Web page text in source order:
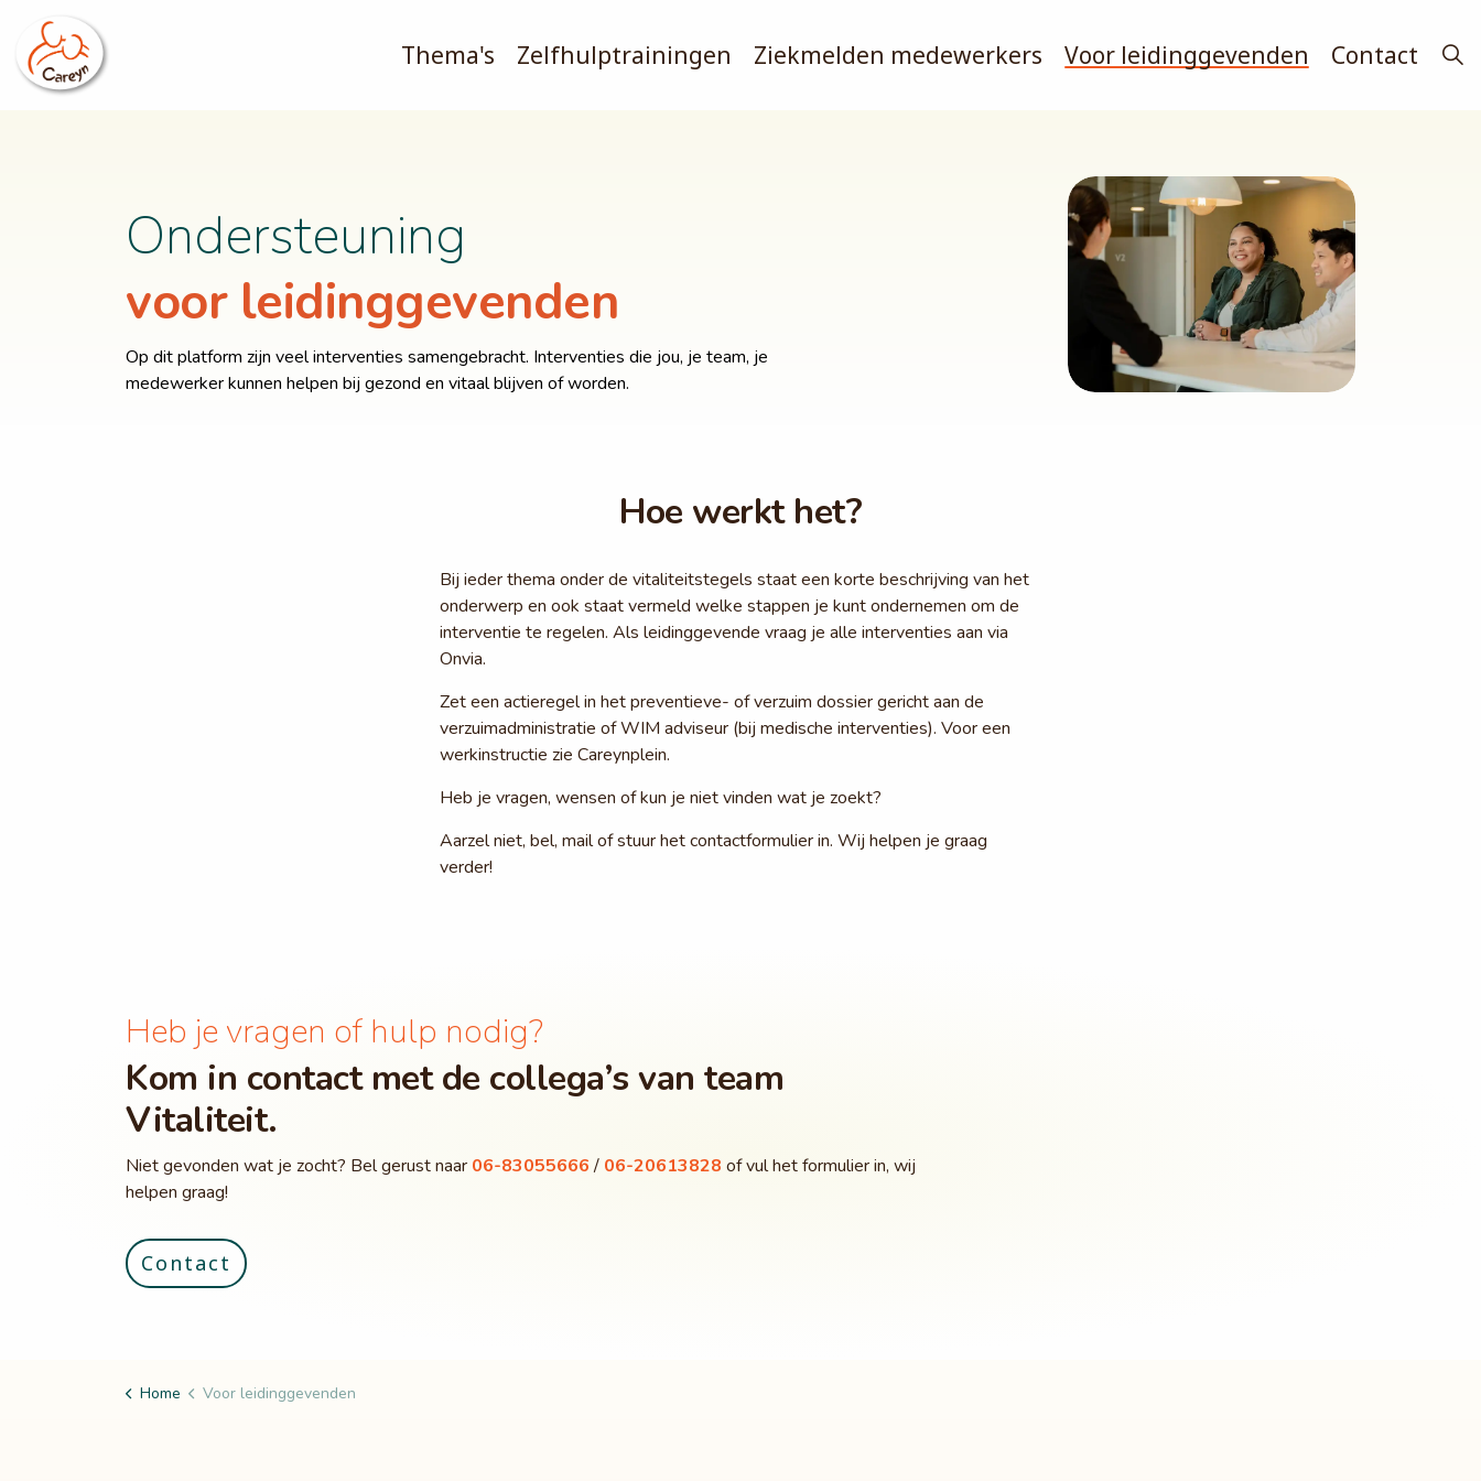
Thema's Zelfhulptrainingen Ziekmelden medewerkers Voor leidinggevenden Contact
Ondersteuning
voor leidinggevenden
Op dit platform zijn veel interventies samengebracht. Interventies die jou, je team, je
medewerker kunnen helpen bij gezond en vitaal blijven of worden.
Hoe werkt het?
Bij ieder thema onder de vitaliteitstegels staat een korte beschrijving van het
onderwerp en ook staat vermeld welke stappen je kunt ondernemen om de
interventie te regelen. Als leidinggevende vraag je alle interventies aan via
Onvia.
Zet een actieregel in het preventieve- of verzuim dossier gericht aan de
verzuimadministratie of WIM adviseur (bij medische interventies). Voor een
werkinstructie zie Careynplein.
Heb je vragen, wensen of kun je niet vinden wat je zoekt?
Aarzel niet, bel, mail of stuur het contactformulier in. Wij helpen je graag
verder!
Heb je vragen of hulp nodig?
Kom in contact met de collega’s van team
Vitaliteit.
Niet gevonden wat je zocht? Bel gerust naar 06-83055666/ 06-20613828 of vul het formulier in, wij
helpen graag!
Contact
Home Voor leidinggevenden